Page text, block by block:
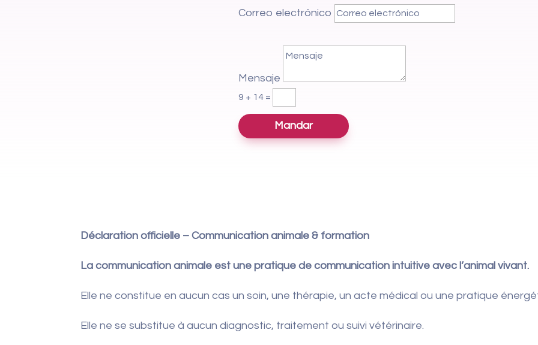
Correo electrónico
Mensaje
9 + 14 =
Mandar
Déclaration officielle – Communication animale & formation
La communication animale est une pratique de communication intuitive avec l’animal vivant.
Elle ne constitue en aucun cas un soin, une thérapie, un acte médical ou une pratique
Elle ne se substitue à aucun diagnostic, traitement ou suivi vétérinaire.